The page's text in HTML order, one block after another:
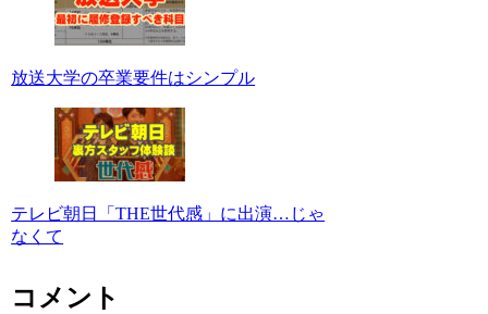
放送大学の卒業要件はシンプル
テレビ朝日「THE世代感」に出演…じゃ
なくて
コメント